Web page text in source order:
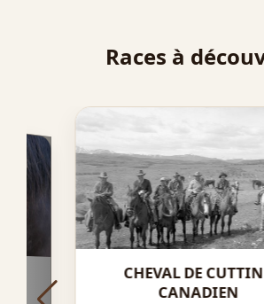
Races à
CHEVAL DE
CANADIEN